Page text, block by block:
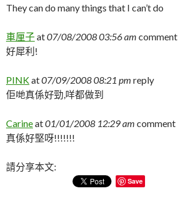
They can do many things that I can’t do
車厘子at07/08/2008 03:56 am comment
好犀利!
PINKat07/09/2008 08:21 pm reply
佢哋真係好勁,咩都做到
Carineat01/01/2008 12:29 am comment
真係好堅呀!!!!!!!
請分享本文:
Save